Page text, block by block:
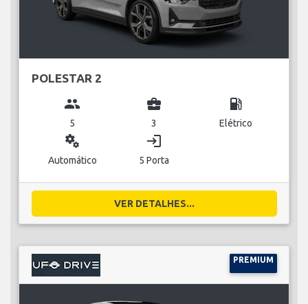
POLESTAR 2
group
5
business_center
3
local_gas_station
Elétrico
miscellaneous_services
Automático
login
5 Porta
VER DETALHES...
PREMIUM